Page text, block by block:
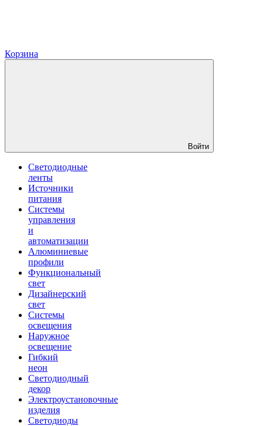
Корзина
Войти
Светодиодные
ленты
Источники
питания
Системы
управления
и
автоматизации
Алюминиевые
профили
Функциональный
свет
Дизайнерский
свет
Системы
освещения
Наружное
освещение
Гибкий
неон
Светодиодный
декор
Электроустановочные
изделия
Светодиоды